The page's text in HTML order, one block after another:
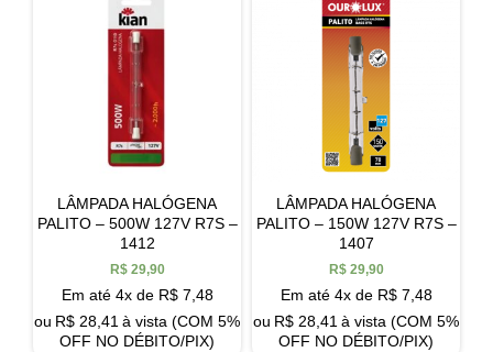
LÂMPADA HALÓGENA
PALITO – 500W 127V R7S –
1412
R$29,90
Em até 4x de R$7,48
ou R$ 28,41à vista (COM 5%
OFF NO DÉBITO/PIX)
LÂMPADA HALÓGENA
PALITO – 150W 127V R7S –
1407
R$29,90
Em até 4x de R$7,48
ou R$ 28,41à vista (COM 5%
OFF NO DÉBITO/PIX)